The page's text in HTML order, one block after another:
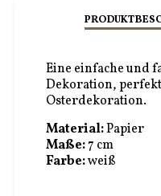
Eine einfache und
Dekoration,
Osterdekoration.
Material:Papier
Maße:7 cm
Farbe:weiß